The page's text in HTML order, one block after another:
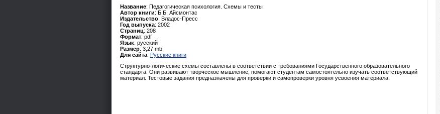
Название: Педагогическая психология. Схемы и тесты
Автор книги: Б.Б. Айсмонтас
Издательство: Владос-Пресс
Год выпуска: 2002
Страниц: 208
Формат: pdf
Язык: русский
Размер: 3,27 mb
Для сайта: Русские книги
Структурно-логические схемы составлены в соответствии с требованиями Государственного образовательного
стандарта. Они развивают творческое мышление, помогают студентам самостоятельно изучать соответствующий
материал. Тестовые задания предназначены для проверки и самопроверки уровня усвоения материала.